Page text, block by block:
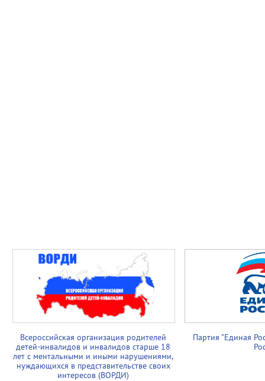
Всероссийская организация родителей
детей-инвалидов и инвалидов старше 18
лет с ментальными и иными нарушениями,
нуждающихся в представительстве своих
интересов (ВОРДИ)
Партия "Единая